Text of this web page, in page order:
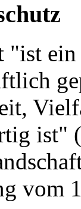
"ist
ist"
vom